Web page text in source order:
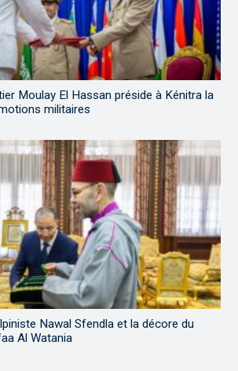
Moulay El Hassan préside à Kénitra la
militaires
Nawal Sfendla et la décore du
Al Watania